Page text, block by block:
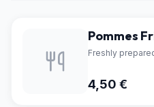
Pommes
Freshly
4,50 €